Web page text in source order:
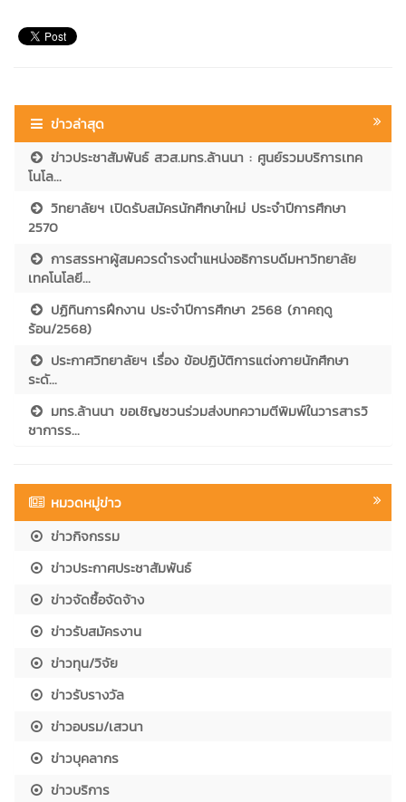
ข่าวล่าสุด
ข่าวประชาสัมพันธ์ สวส.มทร.ล้านนา : ศูนย์รวมบริการเทค
โนโล...
วิทยาลัยฯ เปิดรับสมัครนักศึกษาใหม่ ประจำปีการศึกษา
2570
การสรรหาผู้สมควรดำรงตำแหน่งอธิการบดีมหาวิทยาลัย
เทคโนโลยี...
ปฏิทินการฝึกงาน ประจำปีการศึกษา 2568 (ภาคฤดู
ร้อน/2568)
ประกาศวิทยาลัยฯ เรื่อง ข้อปฏิบัติการแต่งกายนักศึกษา
ระดั...
มทร.ล้านนา ขอเชิญชวนร่วมส่งบทความตีพิมพ์ในวารสารวิ
ชาการร...
หมวดหมู่ข่าว
ข่าวกิจกรรม
ข่าวประกาศประชาสัมพันธ์
ข่าวจัดซื้อจัดจ้าง
ข่าวรับสมัครงาน
ข่าวทุน/วิจัย
ข่าวรับรางวัล
ข่าวอบรม/เสวนา
ข่าวบุคลากร
ข่าวบริการ